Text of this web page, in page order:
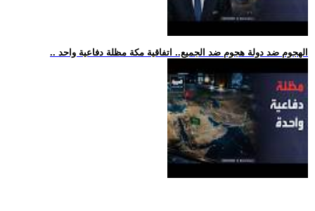
.. الهجوم ضد دولة هجوم ضد الجميع.. اتفاقية مكة مظلة دفاعية واحد